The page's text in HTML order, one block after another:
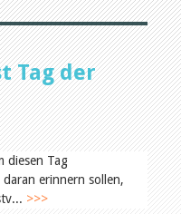
Tag der
diesen Tag
erinnern sollen,
>>>